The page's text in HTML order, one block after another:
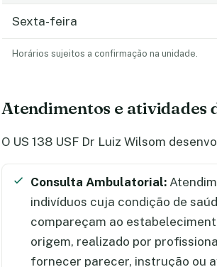
Sexta-feira
Horários sujeitos a confirmação na unidade.
Atendimentos e atividades
O US 138 USF Dr Luiz Wilsom
Consulta Ambulatorial:
indivíduos cuja condição de
compareçam ao
origem, realizado por
fornecer parecer, instrução ou